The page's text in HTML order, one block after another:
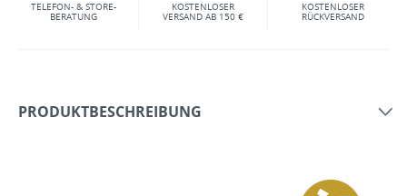
TELEFON- & STORE-
BERATUNG
KOSTENLOSER
VERSAND AB 150 €
KOSTENLOSER
RÜCKVERSAND
PRODUKTBESCHREIBUNG